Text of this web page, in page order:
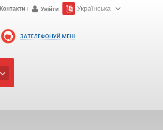
ЗАТЕЛЕФОНУЙ МЕНІ
Контакти Увійти Українська